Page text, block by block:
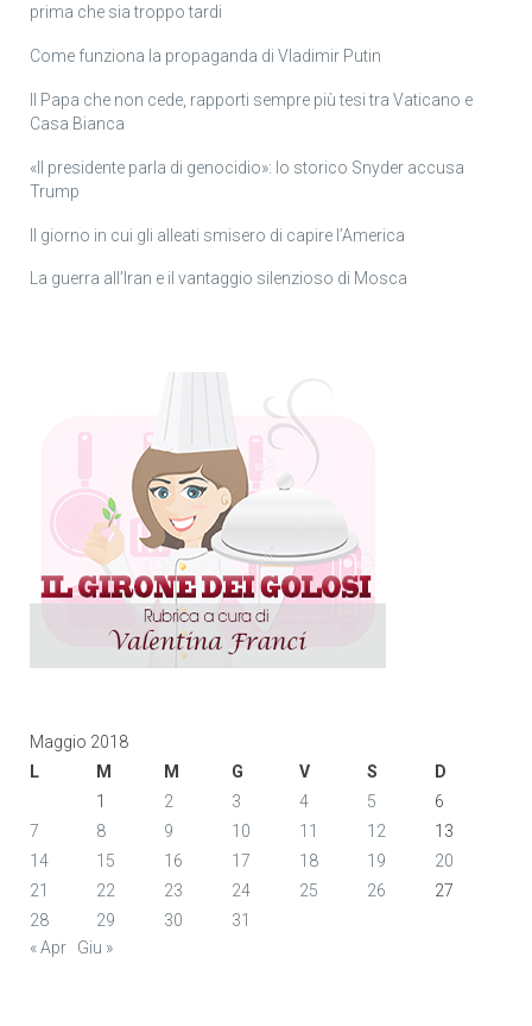
prima che sia troppo tardi
Come funziona la propaganda di Vladimir Putin
Il Papa che non cede, rapporti sempre più tesi tra Vaticano e
Casa Bianca
«Il presidente parla di genocidio»: lo storico Snyder accusa
Trump
Il giorno in cui gli alleati smisero di capire l’America
La guerra all’Iran e il vantaggio silenzioso di Mosca
Maggio 2018
L
M M G V S
D
1
2 3 4 5
6
7
8 9 10 11 12
13
14
15 16 17 18 19
20
21
22 23 24 25 26
27
28
29 30
31
« Apr
Giu »